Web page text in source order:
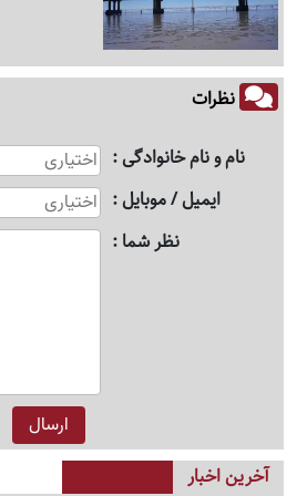
نظرات
نام و نام خانوادگی
ایمیل / موبایل
نظر شما
آخرین اخبار